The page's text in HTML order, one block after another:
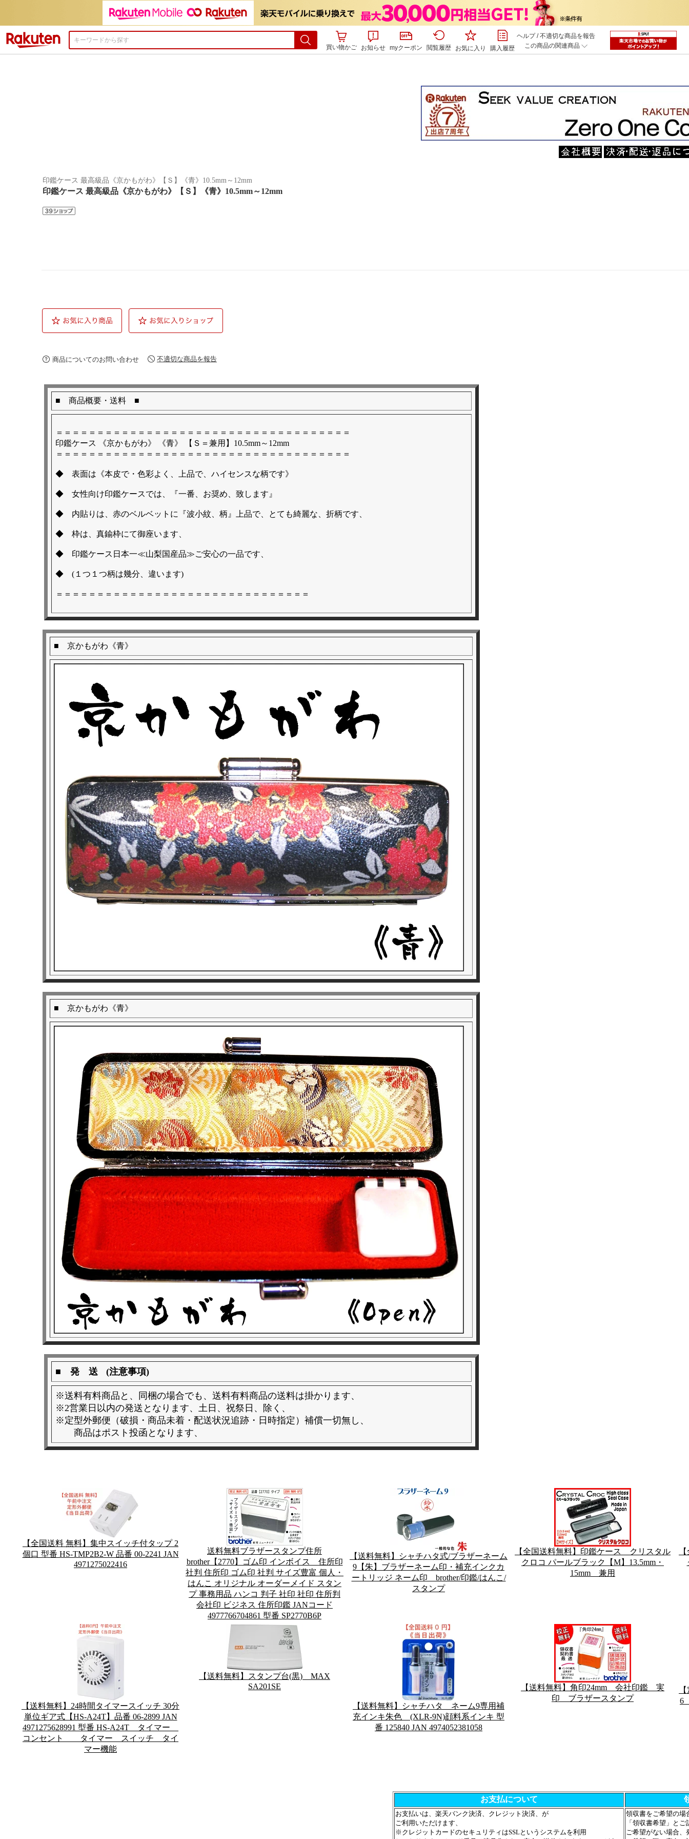
買い物かご
お知らせ myクーポン 閲覧履歴 お気に入り 購入履歴
ヘルプ/不適切な商品を報告
この商品の関連商品
印鑑ケース 最高級品《京かもがわ》【Ｓ】《青》10.5mm～12mm
印鑑ケース 最高級品《京かもがわ》【Ｓ】《青》10.5mm～12mm
商品についてのお問い合わせ 不適切な商品を報告
■ 商品概要・送料 ■
＝＝＝＝＝＝＝＝＝＝＝＝＝＝＝＝＝＝＝＝＝＝＝＝＝＝＝＝＝＝＝＝＝＝＝＝
印鑑ケース 《京かもがわ》 《青》 【Ｓ＝兼用】10.5mm～12mm
＝＝＝＝＝＝＝＝＝＝＝＝＝＝＝＝＝＝＝＝＝＝＝＝＝＝＝＝＝＝＝＝＝＝＝＝
◆ 表面は《本皮で・色彩よく、上品で、ハイセンスな柄です》
◆ 女性向け印鑑ケースでは、『一番、お奨め、致します』
◆ 内貼りは、赤のベルベットに『波小紋、柄』上品で、とても綺麗な、折柄です、
◆ 枠は、真鍮枠にて御座います、
◆ 印鑑ケース日本一≪山梨国産品≫ご安心の一品です、
◆ (１つ１つ柄は幾分、違います)
＝＝＝＝＝＝＝＝＝＝＝＝＝＝＝＝＝＝＝＝＝＝＝＝＝＝＝＝＝＝＝
■ 京かもがわ《青》
■ 京かもがわ《青》
■ 発 送 (注意事項)
※送料有料商品と、同梱の場合でも、送料有料商品の送料は掛かります、
※2営業日以内の発送となります、土日、祝祭日、除く、
※定型外郵便（破損・商品未着・配送状況追跡・日時指定）補償一切無し、
商品はポスト投函となります、
【全国送料 無料】集中スイッチ付タップ 2
個口 型番 HS-TMP2B2-W 品番 00-2241 JAN
4971275022416
送料無料ブラザースタンプ住所
brother【2770】ゴム印 インボイス 住所印
社判 住所印 ゴム印 社判 サイズ豊富 個人・
はんこ オリジナル オーダーメイド スタン
プ 事務用品 ハンコ 判子 社印 社印 住所判
会社印 ビジネス 住所印鑑 JANコード
4977766704861 型番 SP2770B6P
【送料無料】シャチハタ式/ブラザーネーム
9【朱】ブラザーネーム印・補充インクカ
ートリッジ ネーム印 brother/印鑑/はんこ/
スタンプ
【全国送料無料】印鑑ケース クリスタル
クロコ パールブラック【M】13.5mm・
15mm 兼用
【送料無料】24時間タイマースイッチ 30分
単位ギア式【HS-A24T】品番 06-2899 JAN
4971275628991 型番 HS-A24T タイマー
コンセント タイマー スイッチ タイ
マー機能
【送料無料】スタンプ台(黒) MAX
SA201SE
【送料無料】シャチハタ ネーム9専用補
充インキ朱色 (XLR-9N)顔料系インキ 型
番 125840 JAN 4974052381058
【送料無料】角印24mm 会社印鑑 実
印 ブラザースタンプ
6
お支払について
お支払いは、楽天バンク決済、クレジット決済、が
ご利用いただけます、
※クレジットカードのセキュリティはSSLというシステムを利用
領収書をご希望の場
「領収書希望」と
ご希望がない場合、